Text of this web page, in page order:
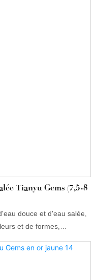
Tianyu Gems (7,5-8
douce et d'eau salée,
et de formes,